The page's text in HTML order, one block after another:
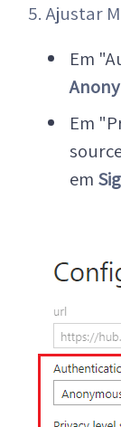
5. Ajustar
Em
Em
em